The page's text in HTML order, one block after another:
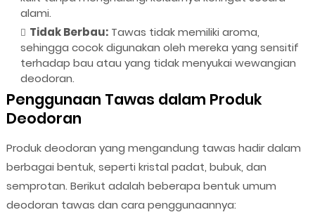
alami.
Tidak Berbau:Tawas tidak memiliki aroma,
sehingga cocok digunakan oleh mereka yang sensitif
terhadap bau atau yang tidak menyukai wewangian
deodoran.
Penggunaan Tawas dalam Produk
Deodoran
Produk deodoran yang mengandung tawas hadir dalam
berbagai bentuk, seperti kristal padat, bubuk, dan
semprotan. Berikut adalah beberapa bentuk umum
deodoran tawas dan cara penggunaannya: